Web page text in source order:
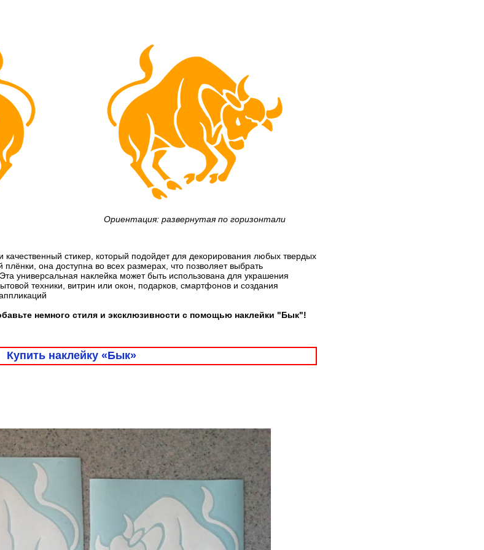
Ориентация: развернутая по горизонтали
стикер, который подойдет для декорирования любых твердых
плёнки, она доступна во всех размерах, что позволяет выбрать
универсальная наклейка может быть использована для украшения
техники, витрин или окон, подарков, смартфонов и создания
немного стиля и эксклюзивности с помощью наклейки "Бык"!
Купить наклейку «Бык»